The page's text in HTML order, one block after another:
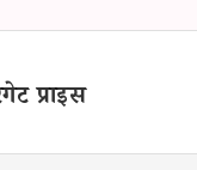
प्राइस